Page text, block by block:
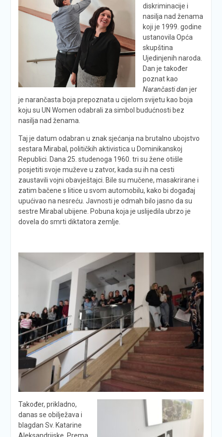
diskriminacije i
nasilja nad ženama
koji je 1999. godine
ustanovila Opća
skupština
Ujedinjenih naroda.
Dan je također
poznat kao
Narančasti dan jer
je narančasta boja prepoznata u cijelom svijetu kao boja
koju su UN Women odabrali za simbol budućnosti bez
nasilja nad ženama.
Taj je datum odabran u znak sjećanja na brutalno ubojstvo
sestara Mirabal, političkih aktivistica u Dominikanskoj
Republici. Dana 25. studenoga 1960. tri su žene otišle
posjetiti svoje muževe u zatvor, kada su ih na cesti
zaustavili vojni obavještajci. Bile su mučene, masakrirane i
zatim bačene s litice u svom automobilu, kako bi događaj
upućivao na nesreću. Javnosti je odmah bilo jasno da su
sestre Mirabal ubijene. Pobuna koja je uslijedila ubrzo je
dovela do smrti diktatora zemlje.
Također, prikladno,
danas se obilježava i
blagdan Sv. Katarine